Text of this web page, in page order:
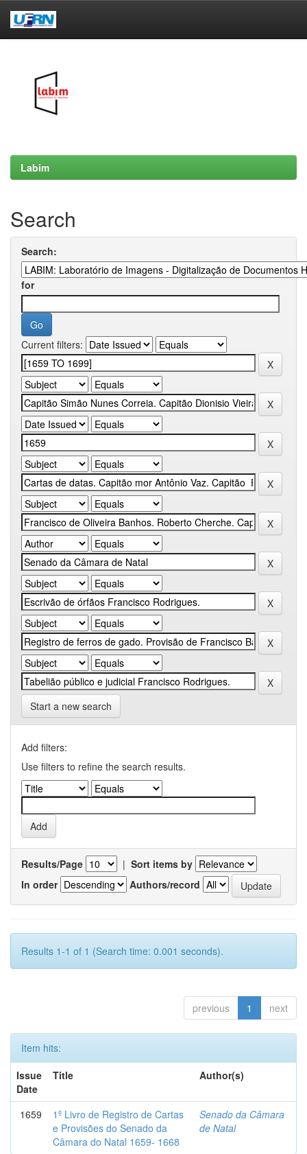
Labim
Search
Search:
for
Current filters:
Start a new search
Add filters:
Use filters to refine the search results.
Results/Page | Sort items by
In order
Authors/record
Results 1-1 of 1 (Search time: 0.001 seconds).
previous 1 next
Item hits:
Issue
Date
Title Author(s)
1659
1º Livro de Registro de Cartas
e Provisões do Senado da
Câmara do Natal 1659- 1668
Senado da Câmara
de Natal